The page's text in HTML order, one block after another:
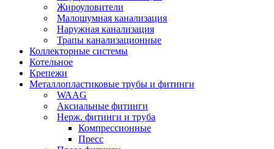
Жироуловители
Малошумная канализация
Наружная канализация
Трапы канализационные
Коллекторные системы
Котельное
Крепежи
Металлопластиковые трубы и фитинги
WAAG
Аксиальные фитинги
Нерж. фитинги и труба
Компрессионные
Пресс